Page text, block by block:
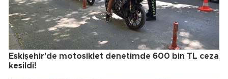
Eskişehir'de motosiklet denetimde 600 bin TL ceza
kesildi!